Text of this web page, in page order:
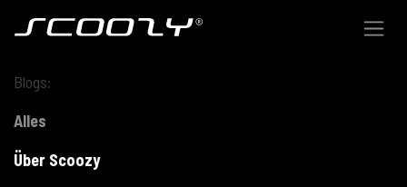
Blogs:
Alles
Über Scoozy